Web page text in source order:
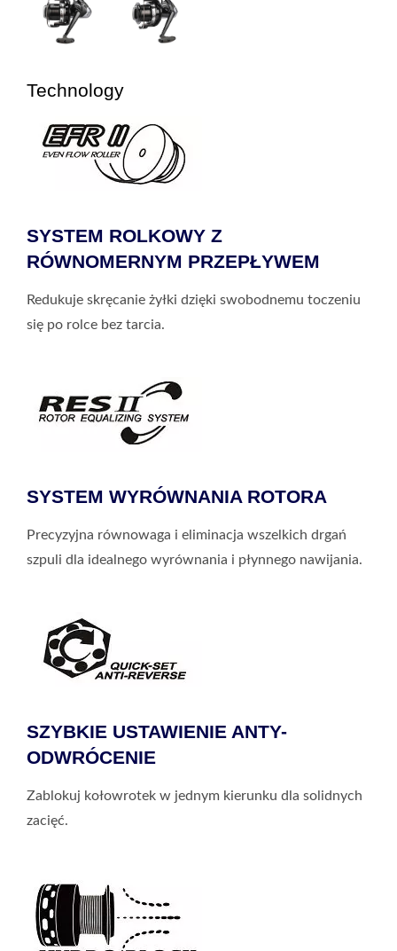
Technology
SYSTEM ROLKOWY Z
RÓWNOMERNYM PRZEPŁYWEM
Redukuje skręcanie żyłki dzięki swobodnemu toczeniu
się po rolce bez tarcia.
SYSTEM WYRÓWNANIA ROTORA
Precyzyjna równowaga i eliminacja wszelkich drgań
szpuli dla idealnego wyrównania i płynnego nawijania.
SZYBKIE USTAWIENIE ANTY-
ODWRÓCENIE
Zablokuj kołowrotek w jednym kierunku dla solidnych
zacięć.